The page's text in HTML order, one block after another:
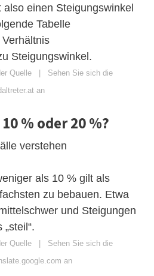
einen Steigungswinkel
Tabelle
Steigungswinkel.
Quelle | Sehen Sie sich die
an
% oder 20 %?
verstehen
als 10 % gilt als
zu bebauen. Etwa
und Steigungen
Quelle | Sehen Sie sich die
an